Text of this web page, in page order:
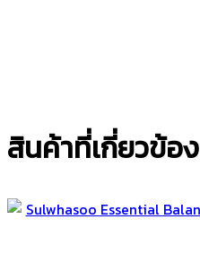
สินค้าที่เกี่ยวข้อง